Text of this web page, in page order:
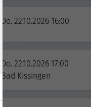
Do. 22.10.2026 16:00
Do. 22.10.2026 17:00
Bad Kissingen